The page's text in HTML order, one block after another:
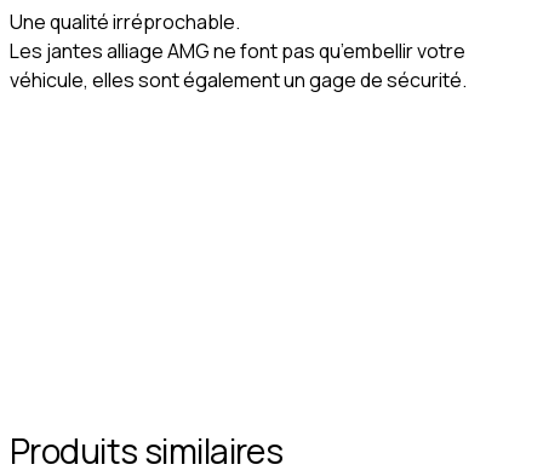
Une qualité irréprochable.
Les jantes alliage AMG ne font pas qu’embellir votre
véhicule, elles sont également un gage de sécurité.
Produits similaires